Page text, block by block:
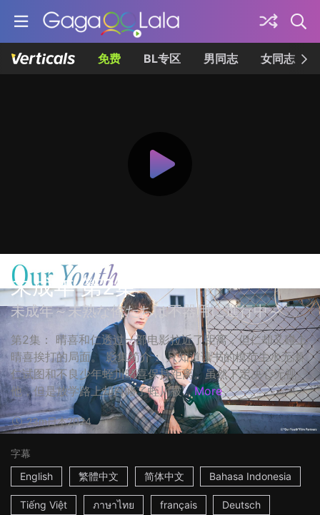
免费 BL专区 男同志 女同志
未成年 第2集
未成年～未熟な俺たちは不器用に進行中～
第2集： 晴喜和仁透过一部电影拉近了距离，但仁却又碰上
晴喜挨打的局面。 影集简介： 只知道读书的模范生水无瀬
仁试图和不良少年蛭川晴喜保持距离。虽然下定决心无视
他，但是放学路上却目睹了蛭川被... More
23m日本2024
字幕
English
繁體中文 简体中文 Bahasa Indonesia
Tiếng Việt ภาษาไทย français Deutsch